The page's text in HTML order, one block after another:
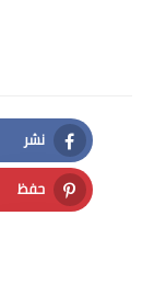
نشر
Facebook
حفظ
Pinterest